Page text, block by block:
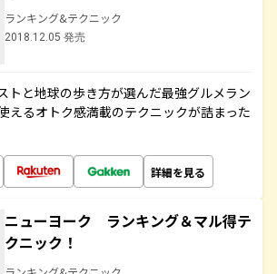
ランキング&テクニック
2018.12.05 発売
トと地球の歩き方が選んだ最強グルメラン
えるオトク感満載のテクニックが詰まった
詳細を見る
ニューヨーク ランキング＆マル得テ
クニック！